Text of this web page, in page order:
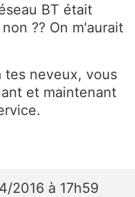
BT était
?? On m'aurait
tes neveux, vous
et maintenant
2016 à 17h59